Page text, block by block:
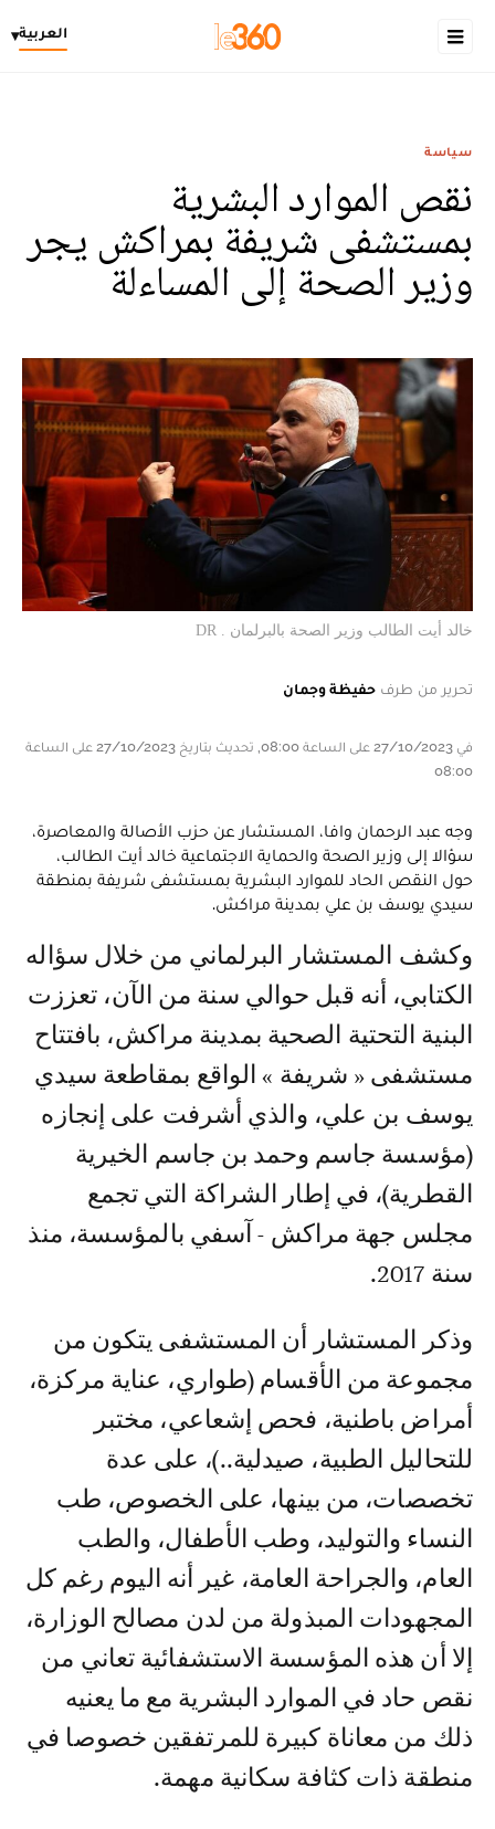
العربية▾
سياسة
نقص الموارد البشرية
بمستشفى شريفة بمراكش يجر
وزير الصحة إلى المساءلة
خالد أيت الطالب وزير الصحة بالبرلمان . DR
تحرير من طرف حفيظة وجمان
في 27/10/2023 على الساعة 08:00, تحديث بتاريخ 27/10/2023 على الساعة
08:00
وجه عبد الرحمان وافا، المستشار عن حزب الأصالة والمعاصرة،
سؤالا إلى وزير الصحة والحماية الاجتماعية خالد أيت الطالب،
حول النقص الحاد للموارد البشرية بمستشفى شريفة بمنطقة
سيدي يوسف بن علي بمدينة مراكش.
وكشف المستشار البرلماني من خلال سؤاله
الكتابي، أنه قبل حوالي سنة من الآن، تعززت
البنية التحتية الصحية بمدينة مراكش، بافتتاح
مستشفى « شريفة » الواقع بمقاطعة سيدي
يوسف بن علي، والذي أشرفت على إنجازه
(مؤسسة جاسم وحمد بن جاسم الخيرية
القطرية)، في إطار الشراكة التي تجمع
مجلس جهة مراكش - آسفي بالمؤسسة، منذ
سنة 2017.
وذكر المستشار أن المستشفى يتكون من
مجموعة من الأقسام (طواري، عناية مركزة،
أمراض باطنية، فحص إشعاعي، مختبر
للتحاليل الطبية، صيدلية..)، على عدة
تخصصات، من بينها، على الخصوص، طب
النساء والتوليد، وطب الأطفال، والطب
العام، والجراحة العامة، غير أنه اليوم رغم كل
المجهودات المبذولة من لدن مصالح الوزارة،
إلا أن هذه المؤسسة الاستشفائية تعاني من
نقص حاد في الموارد البشرية مع ما يعنيه
ذلك من معاناة كبيرة للمرتفقين خصوصا في
منطقة ذات كثافة سكانية مهمة.